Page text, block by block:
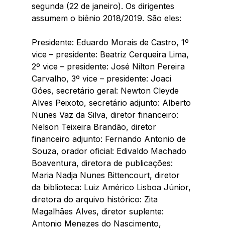
segunda (22 de janeiro). Os dirigentes
assumem o biênio 2018/2019. São eles:
Presidente: Eduardo Morais de Castro, 1º
vice – presidente: Beatriz Cerqueira Lima,
2º vice – presidente: José Nilton Pereira
Carvalho, 3º vice – presidente: Joaci
Góes, secretário geral: Newton Cleyde
Alves Peixoto, secretário adjunto: Alberto
Nunes Vaz da Silva, diretor financeiro:
Nelson Teixeira Brandão, diretor
financeiro adjunto: Fernando Antonio de
Souza, orador oficial: Edivaldo Machado
Boaventura, diretora de publicações:
Maria Nadja Nunes Bittencourt, diretor
da biblioteca: Luiz Américo Lisboa Júnior,
diretora do arquivo histórico: Zita
Magalhães Alves, diretor suplente:
Antonio Menezes do Nascimento,